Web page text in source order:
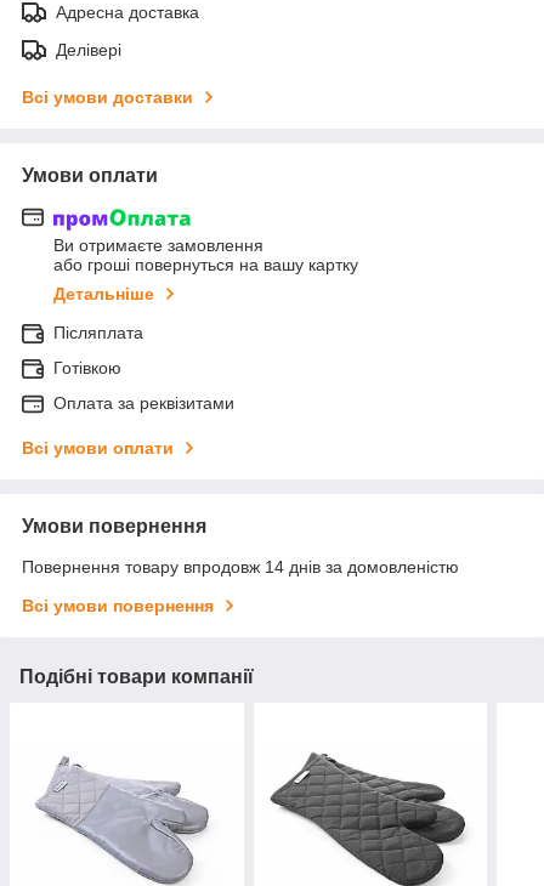
Адресна доставка
Делівері
Всі умови доставки
Умови оплати
Ви отримаєте замовлення
або гроші повернуться на вашу картку
Детальніше
Післяплата
Готівкою
Оплата за реквізитами
Всі умови оплати
Умови повернення
Повернення товару впродовж 14 днів за домовленістю
Всі умови повернення
Подібні товари компанії